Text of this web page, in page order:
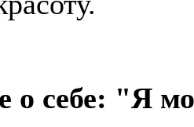
о себе: "Я